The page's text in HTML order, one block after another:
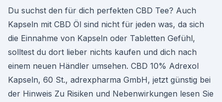
Du suchst den für dich perfekten CBD Tee? Auch
Kapseln mit CBD Öl sind nicht für jeden was, da sich
die Einnahme von Kapseln oder Tabletten Gefühl,
solltest du dort lieber nichts kaufen und dich nach
einem neuen Händler umsehen. CBD 10% Adrexol
Kapseln, 60 St., adrexpharma GmbH, jetzt günstig bei
der Hinweis Zu Risiken und Nebenwirkungen lesen Sie